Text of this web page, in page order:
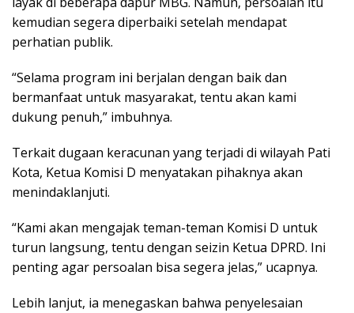
kemudian segera diperbaiki setelah mendapat
perhatian publik.
“Selama program ini berjalan dengan baik dan
bermanfaat untuk masyarakat, tentu akan kami
dukung penuh,” imbuhnya.
Terkait dugaan keracunan yang terjadi di wilayah Pati
Kota, Ketua Komisi D menyatakan pihaknya akan
menindaklanjuti.
“Kami akan mengajak teman-teman Komisi D untuk
turun langsung, tentu dengan seizin Ketua DPRD. Ini
penting agar persoalan bisa segera jelas,” ucapnya.
Lebih lanjut, ia menegaskan bahwa penyelesaian